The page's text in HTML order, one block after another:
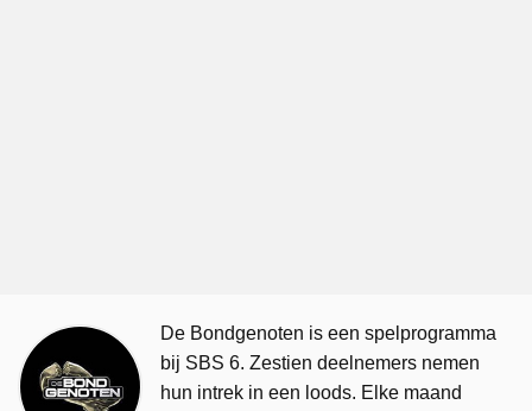
De Bondgenoten is een spelprogramma
bij SBS 6. Zestien deelnemers nemen
hun intrek in een loods. Elke maand